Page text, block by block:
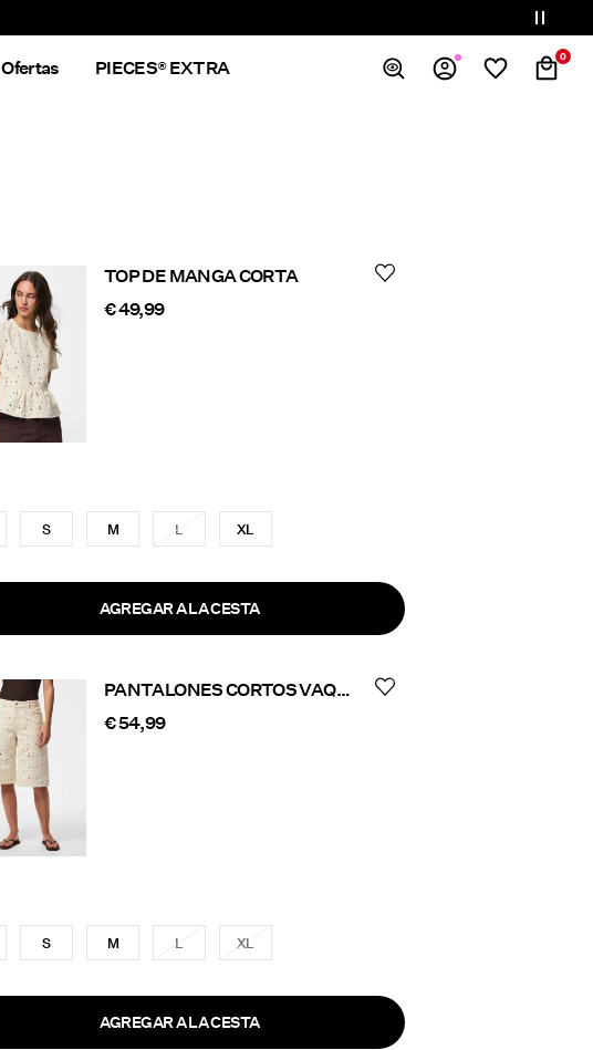
Cerrar Sesión
0
Ofertas PIECES® EXTRA
TOP DE MANGA CORTA
€ 49,99
S M L XL
AGREGAR A LA CESTA
PANTALONES CORTOS VAQUEROS
€ 54,99
S M L XL
AGREGAR A LA CESTA